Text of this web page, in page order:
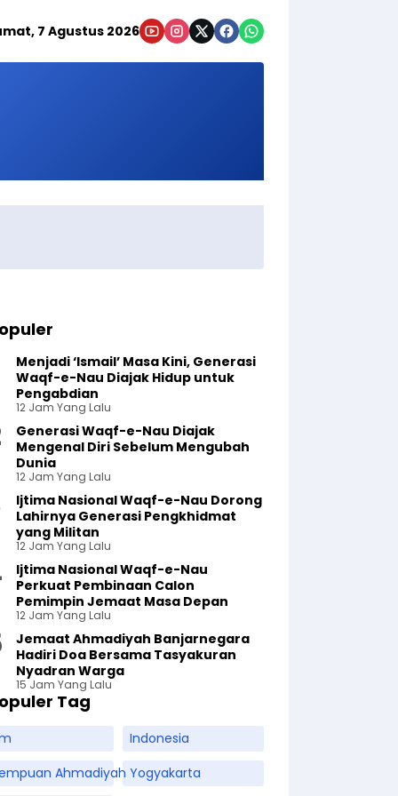
7 Agustus 2026
Menjadi ‘Ismail’ Masa Kini, Generasi
Waqf-e-Nau Diajak Hidup untuk
Pengabdian
12 Jam Yang Lalu
Generasi Waqf-e-Nau Diajak
Mengenal Diri Sebelum Mengubah
Dunia
12 Jam Yang Lalu
Ijtima Nasional Waqf-e-Nau Dorong
Lahirnya Generasi Pengkhidmat
yang Militan
12 Jam Yang Lalu
Ijtima Nasional Waqf-e-Nau
Perkuat Pembinaan Calon
Pemimpin Jemaat Masa Depan
12 Jam Yang Lalu
Jemaat Ahmadiyah Banjarnegara
Hadiri Doa Bersama Tasyakuran
Nyadran Warga
15 Jam Yang Lalu
Tag
Indonesia
Ahmadiyah Yogyakarta